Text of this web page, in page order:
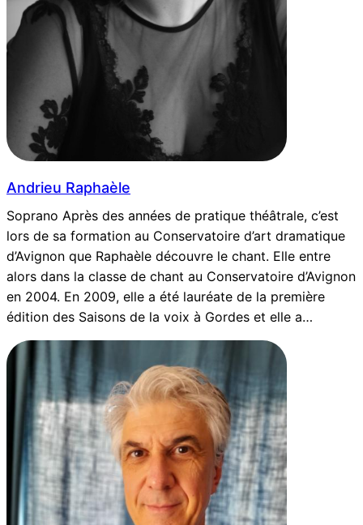
Andrieu Raphaèle
Soprano Après des années de pratique théâtrale, c’est
lors de sa formation au Conservatoire d’art dramatique
d’Avignon que Raphaèle découvre le chant. Elle entre
alors dans la classe de chant au Conservatoire d’Avignon
en 2004. En 2009, elle a été lauréate de la première
édition des Saisons de la voix à Gordes et elle a…